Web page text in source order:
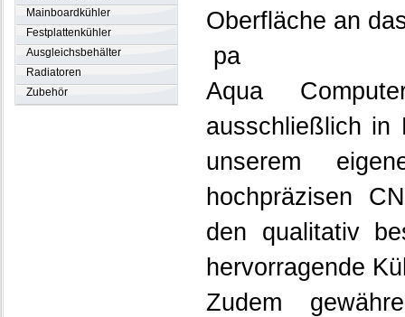
Mainboardkühler
Festplattenkühler
Ausgleichsbehälter
Radiatoren
Zubehör
Oberfläche an
pa
Aqua
ausschließlich in
unserem
hochpräzisen
den qualitativ
hervorragende
Zudem